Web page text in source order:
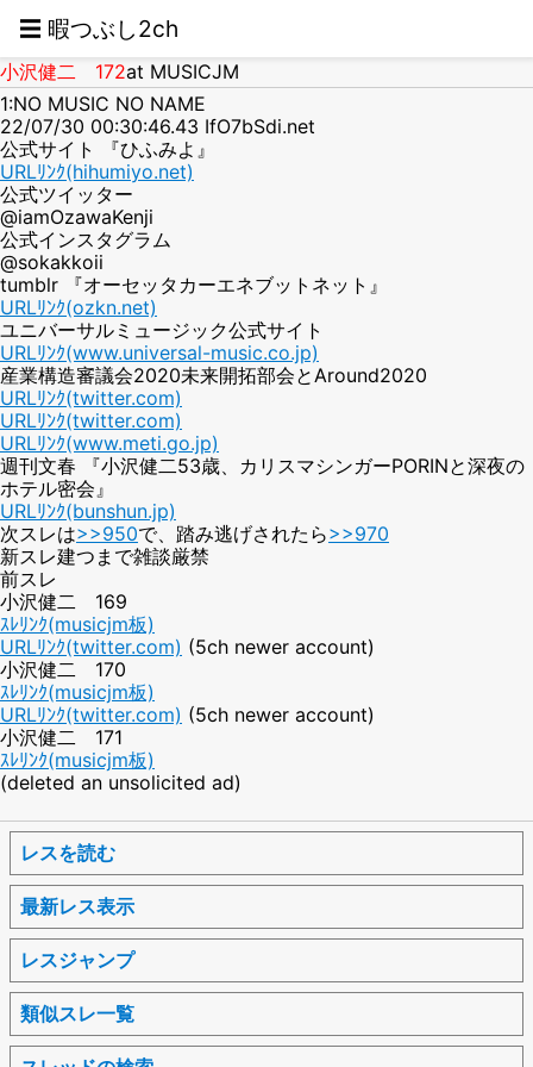
☰ 暇つぶし2ch
小沢健二 172at MUSICJM
1:NO MUSIC NO NAME
22/07/30 00:30:46.43 IfO7bSdi.net
公式サイト 『ひふみよ』
URLﾘﾝｸ(hihumiyo.net)
公式ツイッター
@iamOzawaKenji
公式インスタグラム
@sokakkoii
tumblr 『オーセッタカーエネブットネット』
URLﾘﾝｸ(ozkn.net)
ユニバーサルミュージック公式サイト
URLﾘﾝｸ(www.universal-music.co.jp)
産業構造審議会2020未来開拓部会とAround2020
URLﾘﾝｸ(twitter.com)
URLﾘﾝｸ(twitter.com)
URLﾘﾝｸ(www.meti.go.jp)
週刊文春 『小沢健二53歳、カリスマシンガーPORINと深夜の
ホテル密会』
URLﾘﾝｸ(bunshun.jp)
次スレは>>950で、踏み逃げされたら>>970
新スレ建つまで雑談厳禁
前スレ
小沢健二 169
ｽﾚﾘﾝｸ(musicjm板)
URLﾘﾝｸ(twitter.com) (5ch newer account)
小沢健二 170
ｽﾚﾘﾝｸ(musicjm板)
URLﾘﾝｸ(twitter.com) (5ch newer account)
小沢健二 171
ｽﾚﾘﾝｸ(musicjm板)
(deleted an unsolicited ad)
レスを読む
最新レス表示
レスジャンプ
類似スレ一覧